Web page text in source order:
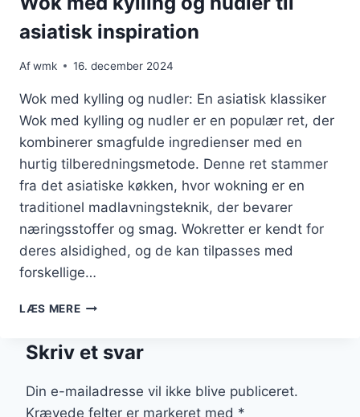
VARIATION
asiatisk inspiration
Afwmk 16. december 2024
Wok med kylling og nudler: En asiatisk klassiker
Wok med kylling og nudler er en populær ret, der
kombinerer smagfulde ingredienser med en
hurtig tilberedningsmetode. Denne ret stammer
fra det asiatiske køkken, hvor wokning er en
traditionel madlavningsteknik, der bevarer
næringsstoffer og smag. Wokretter er kendt for
deres alsidighed, og de kan tilpasses med
forskellige…
LÆS MEREWOK
OG
TIL
ASIATISK
Skriv et svar
Din e-mailadresse vil ikke blive publiceret.
Krævede felter er markeret med *